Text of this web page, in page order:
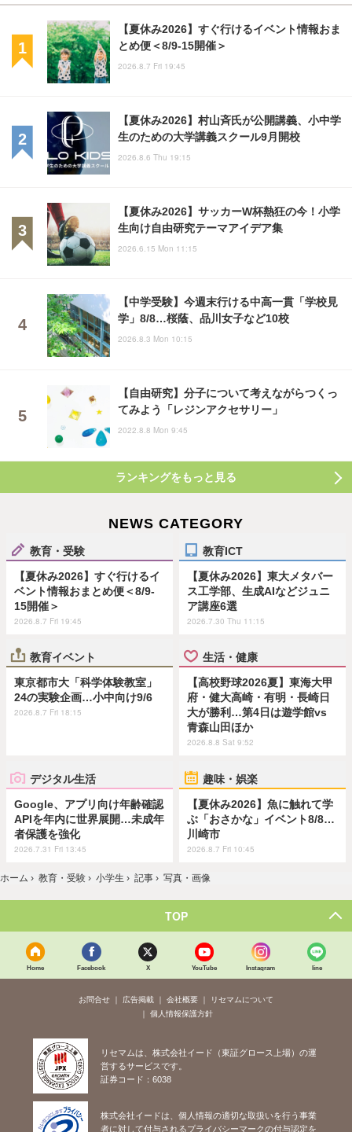
【夏休み2026】すぐ行けるイベント情報おま
とめ便＜8/9-15開催＞
2026.8.7 Fri 19:45
【夏休み2026】村山斉氏が公開講義、小中学
生のための大学講義スクール9月開校
2026.8.6 Thu 19:15
【夏休み2026】サッカーW杯熱狂の今！小学
生向け自由研究テーマアイデア集
2026.6.15 Mon 11:15
【中学受験】今週末行ける中高一貫「学校見
学」8/8…桜蔭、品川女子など10校
2026.8.3 Mon 10:15
【自由研究】分子について考えながらつくっ
てみよう「レジンアクセサリー」
2022.8.8 Mon 9:45
ランキングをもっと見る
NEWS CATEGORY
教育・受験
【夏休み2026】すぐ行けるイ
ベント情報おまとめ便＜8/9-
15開催＞
2026.8.7 Fri 19:45
教育ICT
【夏休み2026】東大メタバー
ス工学部、生成AIなどジュニ
ア講座6選
2026.7.30 Thu 11:15
教育イベント
東京都市大「科学体験教室」
24の実験企画…小中向け9/6
2026.8.7 Fri 18:15
生活・健康
【高校野球2026夏】東海大甲
府・健大高崎・有明・長崎日
大が勝利…第4日は遊学館vs
青森山田ほか
2026.8.8 Sat 9:52
デジタル生活
Google、アプリ向け年齢確認
APIを年内に世界展開…未成年
者保護を強化
2026.7.31 Fri 13:45
趣味・娯楽
【夏休み2026】魚に触れて学
ぶ「おさかな」イベント8/8…
川崎市
2026.8.7 Fri 10:45
ホーム › 教育・受験 › 小学生 › 記事 › 写真・画像
TOP
Home Facebook X YouTube Instagram line
お問合せ 広告掲載 会社概要
リセマムについて
個人情報保護方針
リセマムは、株式会社イード（東証グロース上場）の運
営するサービスです。
証券コード：6038
株式会社イードは、個人情報の適切な取扱いを行う事業
者に対して付与されるプライバシーマークの付与認定を